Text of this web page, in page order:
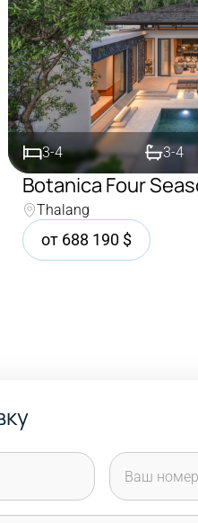
3-4 3-4
Покупка
Botanica Four
Thalang
от 688 190 $